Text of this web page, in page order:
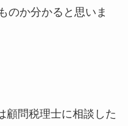
のか分かると思いま
顧問税理士に相談した